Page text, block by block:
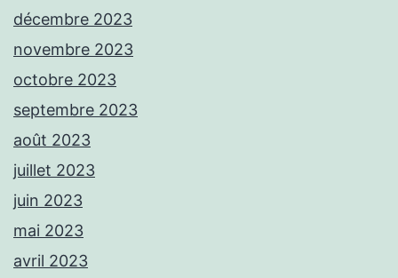
décembre 2023
novembre 2023
octobre 2023
septembre 2023
août 2023
juillet 2023
juin 2023
mai 2023
avril 2023